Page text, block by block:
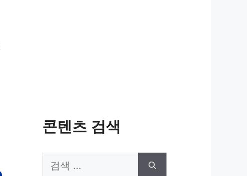
콘텐츠 검색
검